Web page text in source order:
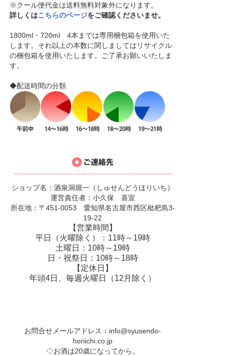
※クール便代金は送料無料対象外になります。
詳しくはこちらのページをご確認くださいませ。
1800ml・720ml 4本までは専用梱包箱を使用いた
します。それ以上の本数に関しましてはリサイクル
の梱包箱を使用いたします。ご了承お願いいたしま
す。
◆配送時間の分類
ショップ名：酒泉洞堀一（しゅせんどうほりいち）
運営責任者：小久保 喜宣
所在地：〒451-0053 愛知県名古屋市西区枇杷島3-
19-22
【営業時間】
平日（火曜除く）：11時～19時
土曜日：10時～19時
日・祝祭日：10時～18時
【定休日】
年頭4日、毎週火曜日（12月除く）
お問合せメールアドレス： info@syusendo-
horiichi.co.jp
◇お酒は20歳になってから。